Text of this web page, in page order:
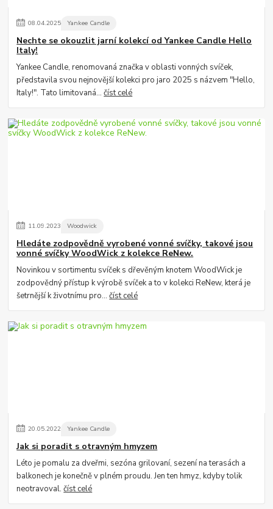
08.04.2025 Yankee Candle
Nechte se okouzlit jarní kolekcí od Yankee Candle Hello
Italy!
Yankee Candle, renomovaná značka v oblasti vonných svíček,
představila svou nejnovější kolekci pro jaro 2025 s názvem "Hello,
Italy!". Tato limitovaná...číst celé
11.09.2023 Woodwick
Hledáte zodpovědně vyrobené vonné svíčky, takové jsou
vonné svíčky WoodWick z kolekce ReNew.
Novinkou v sortimentu svíček s dřevěným knotem WoodWick je
zodpovědný přístup k výrobě svíček a to v kolekci ReNew, která je
šetrnější k životnímu pro...číst celé
20.05.2022 Yankee Candle
Jak si poradit s otravným hmyzem
Léto je pomalu za dveřmi, sezóna grilovaní, sezení na terasách a
balkonech je konečně v plném proudu. Jen ten hmyz, kdyby tolik
neotravoval.číst celé